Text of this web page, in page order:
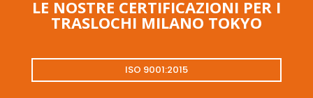
LE NOSTRE CERTIFICAZIONI PER I
TRASLOCHI MILANO TOKYO
ISO 9001:2015